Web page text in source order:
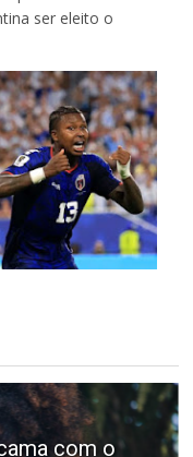
ser eleito o
com o